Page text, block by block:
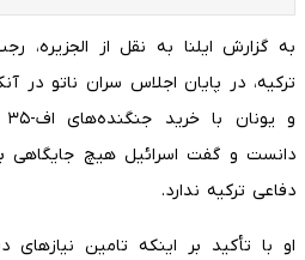
به گزارش ایلنا به نقل از الجزیره،
ترکیه، در پایان اجلاس سران ناتو در
دانست و گفت اسرائیل هیچ جایگاهی
دفاعی ترکیه ندارد.
او با تأکید بر اینکه تامین